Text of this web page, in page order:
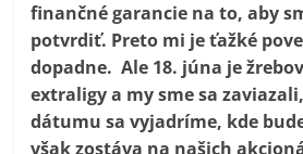
finančné garancie na to, aby
potvrdiť. Preto mi je ťažké
dopadne. Ale 18. júna je
extraligy a my sme sa
dátumu sa vyjadríme, kde
však zostáva na našich